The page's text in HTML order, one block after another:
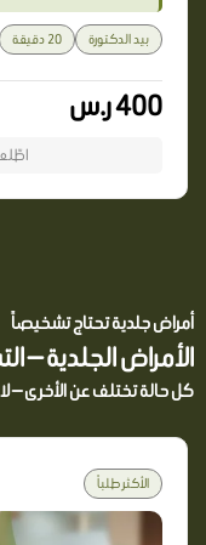
بيد الدكتورة 20 دقيقة
400 ر.س
أمراض جلدية تحتاج تشخيصاً
الأمراض الجلدية —
كل حالة تختلف عن الأخرى —
الأكثر طلباً